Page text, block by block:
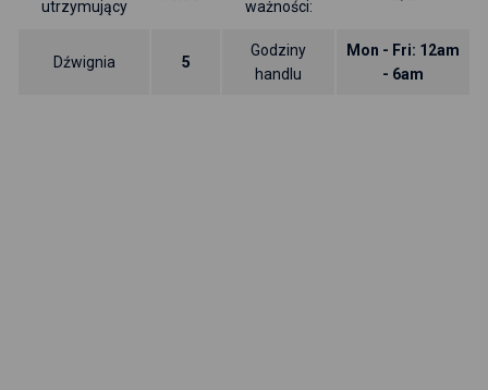
utrzymujący
ważności:
Dźwignia 5
Godziny
handlu
Mon - Fri: 12am
- 6am